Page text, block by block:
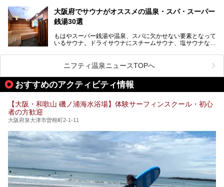
る迫力ある熱波パフォーマンスも毎日行われており、“とと
のう”体験をしっかり楽しめるのもポイントです。
ケやボウリングといった遊び場もあり、友人同士やカップル
で“遊び+癒し”の一日を過ごすのにもぴったり。
処にいたるまで魅力をたっぷり堪能してきたので、その全容
そんなスパワールドが2025年11月15日（土）に、新たな浴
室や日本最大級140人収容の大規模サウナを携えてリニュー
アルオープン！浴室である4F・6Fそれぞれにリニューアル
大規模リニューアルの全容を確認すべく、リニューアルプレ
オープンイベントに行ってきました！今回はそのリニューア
大阪府でサウナがオススメの温泉・スパ・スーパー
銭湯30選
もはやスーパー銭湯や温泉、スパに欠かせない要素となって
いるサウナ。ドライサウナにスチームサウナ、塩サウナな
ペース、ロウリュウなど、心ゆくまで楽しむためのサービス
が充実した施設も多くみられます。
今回はそんなサウナにこだわった、大阪府内のオススメ温
泉・銭湯・スパを30件紹介したいと思います！
ニフティ温泉ニュースTOPへ
おすすめのアクティビティ情報
【大阪・和歌山 磯ノ浦海水浴場】体験サーフィンスクール・初心
者の方歓迎
大阪府泉大津市曽根町2-1-11